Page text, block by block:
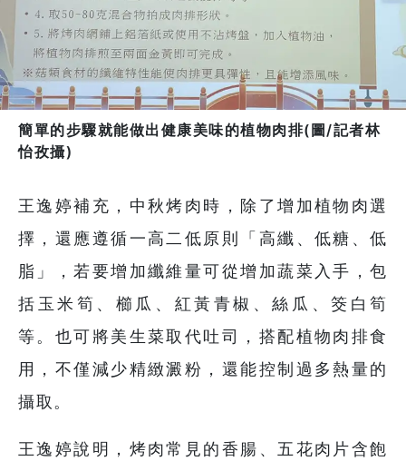
簡單的步驟就能做出健康美味的植物肉排(圖/記者林
怡孜攝)
王逸婷補充，中秋烤肉時，除了增加植物肉選
擇，還應遵循一高二低原則「高纖、低糖、低
脂」，若要增加纖維量可從增加蔬菜入手，包
括玉米筍、櫛瓜、紅黃青椒、絲瓜、筊白筍
等。也可將美生菜取代吐司，搭配植物肉排食
用，不僅減少精緻澱粉，還能控制過多熱量的
攝取。
王逸婷說明，烤肉常見的香腸、五花肉片含飽